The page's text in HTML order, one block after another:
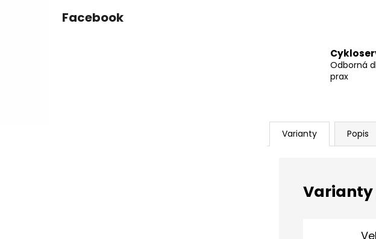
Facebook
Odborná
prax
Varianty Popis